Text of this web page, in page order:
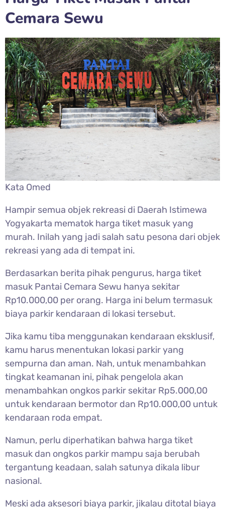
Cemara Sewu
Kata Omed
Hampir semua objek rekreasi di Daerah Istimewa
Yogyakarta mematok harga tiket masuk yang
murah. Inilah yang jadi salah satu pesona dari objek
rekreasi yang ada di tempat ini.
Berdasarkan berita pihak pengurus, harga tiket
masuk Pantai Cemara Sewu hanya sekitar
Rp10.000,00 per orang. Harga ini belum termasuk
biaya parkir kendaraan di lokasi tersebut.
Jika kamu tiba menggunakan kendaraan eksklusif,
kamu harus menentukan lokasi parkir yang
sempurna dan aman. Nah, untuk menambahkan
tingkat keamanan ini, pihak pengelola akan
menambahkan ongkos parkir sekitar Rp5.000,00
untuk kendaraan bermotor dan Rp10.000,00 untuk
kendaraan roda empat.
Namun, perlu diperhatikan bahwa harga tiket
masuk dan ongkos parkir mampu saja berubah
tergantung keadaan, salah satunya dikala libur
nasional.
Meski ada aksesori biaya parkir, jikalau ditotal biaya